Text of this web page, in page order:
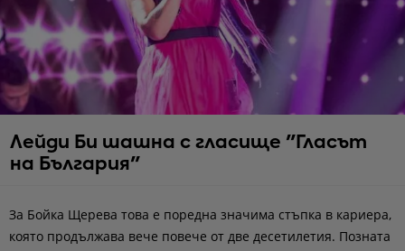
Лейди Би шашна с гласище "Гласът
на България"
За Бойка Щерева това е поредна значима стъпка в кариера,
която продължава вече повече от две десетилетия. Позната